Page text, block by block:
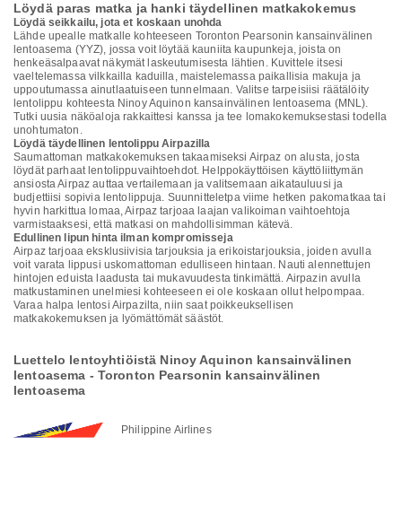
Löydä paras matka ja hanki täydellinen matkakokemus
Löydä seikkailu, jota et koskaan unohda
Lähde upealle matkalle kohteeseen Toronton Pearsonin kansainvälinen
lentoasema (YYZ), jossa voit löytää kauniita kaupunkeja, joista on
henkeäsalpaavat näkymät laskeutumisesta lähtien. Kuvittele itsesi
vaeltelemassa vilkkailla kaduilla, maistelemassa paikallisia makuja ja
uppoutumassa ainutlaatuiseen tunnelmaan. Valitse tarpeisiisi räätälöity
lentolippu kohteesta Ninoy Aquinon kansainvälinen lentoasema (MNL).
Tutki uusia näköaloja rakkaittesi kanssa ja tee lomakokemuksestasi todella
unohtumaton.
Löydä täydellinen lentolippu Airpazilla
Saumattoman matkakokemuksen takaamiseksi Airpaz on alusta, josta
löydät parhaat lentolippuvaihtoehdot. Helppokäyttöisen käyttöliittymän
ansiosta Airpaz auttaa vertailemaan ja valitsemaan aikatauluusi ja
budjettiisi sopivia lentolippuja. Suunnitteletpa viime hetken pakomatkaa tai
hyvin harkittua lomaa, Airpaz tarjoaa laajan valikoiman vaihtoehtoja
varmistaaksesi, että matkasi on mahdollisimman kätevä.
Edullinen lipun hinta ilman kompromisseja
Airpaz tarjoaa eksklusiivisia tarjouksia ja erikoistarjouksia, joiden avulla
voit varata lippusi uskomattoman edulliseen hintaan. Nauti alennettujen
hintojen eduista laadusta tai mukavuudesta tinkimättä. Airpazin avulla
matkustaminen unelmiesi kohteeseen ei ole koskaan ollut helpompaa.
Varaa halpa lentosi Airpazilta, niin saat poikkeuksellisen
matkakokemuksen ja lyömättömät säästöt.
Luettelo lentoyhtiöistä Ninoy Aquinon kansainvälinen
lentoasema - Toronton Pearsonin kansainvälinen
lentoasema
Philippine Airlines